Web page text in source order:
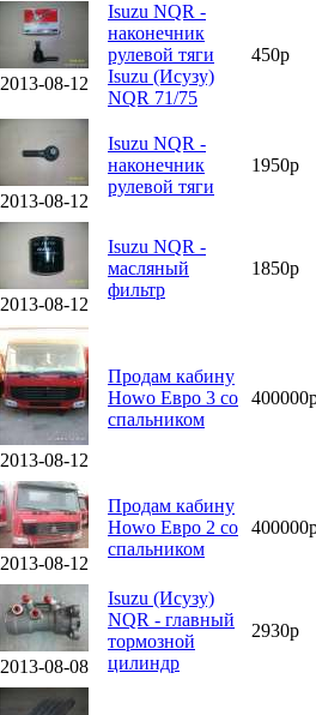
2013-08-12
Isuzu NQR -
наконечник
рулевой тяги
Isuzu (Исузу)
NQR 71/75
450р
2013-08-12
Isuzu NQR -
наконечник
рулевой тяги
1950р
2013-08-12
Isuzu NQR -
масляный
фильтр
1850р
2013-08-12
Продам кабину
Howo Евро 3 со
спальником
2013-08-12
Продам кабину
Howo Евро 2 со
спальником
2013-08-08
Isuzu (Исузу)
NQR - главный
тормозной
цилиндр
2930р